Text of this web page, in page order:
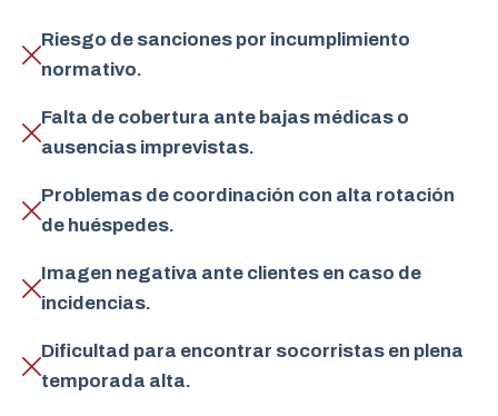
Riesgo de sanciones por incumplimiento
normativo.
Falta de cobertura ante bajas médicas o
ausencias imprevistas.
Problemas de coordinación con alta rotación
de huéspedes.
Imagen negativa ante clientes en caso de
incidencias.
Dificultad para encontrar socorristas en plena
temporada alta.